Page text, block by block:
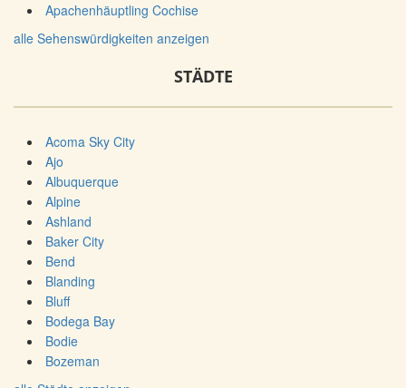
Apachenhäuptling Cochise
alle Sehenswürdigkeiten anzeigen
STÄDTE
Acoma Sky City
Ajo
Albuquerque
Alpine
Ashland
Baker City
Bend
Blanding
Bluff
Bodega Bay
Bodie
Bozeman